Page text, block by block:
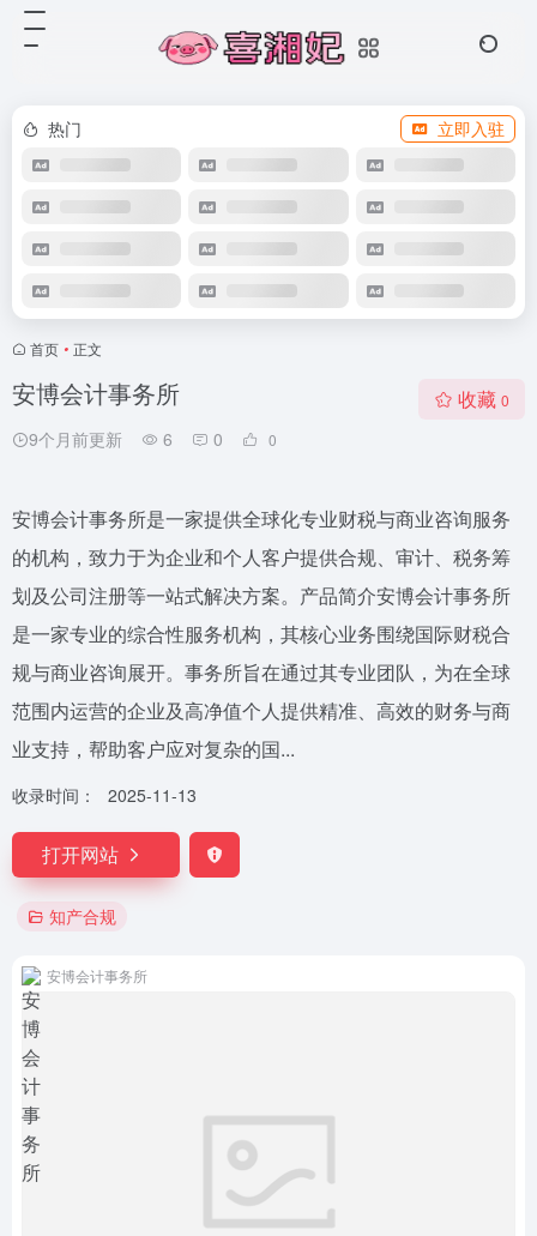
热门 立即入驻
首页 • 正文
安博会计事务所
9个月前更新 6 0 0
收藏 0
安博会计事务所是一家提供全球化专业财税与商业咨询服务
的机构，致力于为企业和个人客户提供合规、审计、税务筹
划及公司注册等一站式解决方案。产品简介安博会计事务所
是一家专业的综合性服务机构，其核心业务围绕国际财税合
规与商业咨询展开。事务所旨在通过其专业团队，为在全球
范围内运营的企业及高净值个人提供精准、高效的财务与商
业支持，帮助客户应对复杂的国...
收录时间： 2025-11-13
打开网站
知产合规
安博会计事务所